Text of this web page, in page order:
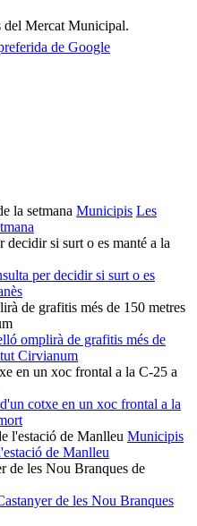
del Mercat Municipal.
de Google
Municipis Les
per decidir si surt o es
omplirà de grafitis més de
Cirvianum
cotxe en un xoc frontal a la
Municipis
de Manlleu
de les Nou Branques